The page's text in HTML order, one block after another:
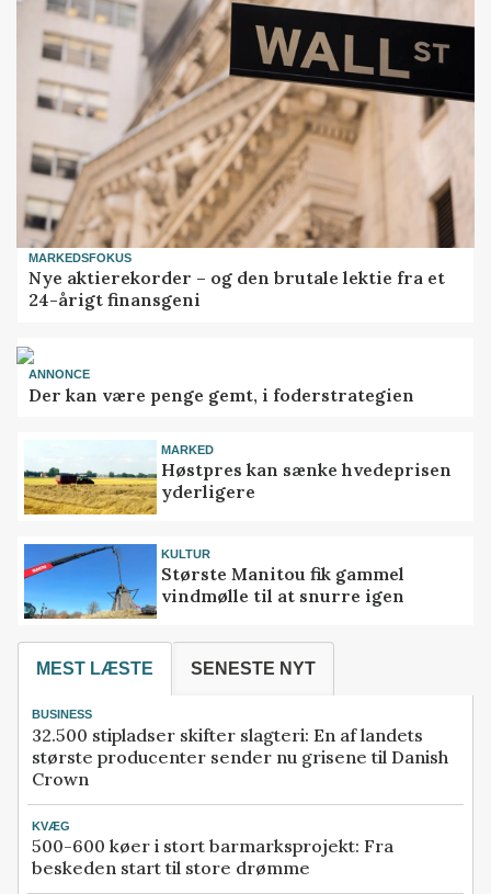
MARKEDSFOKUS
Nye aktierekorder – og den brutale lektie fra et
24-årigt finansgeni
ANNONCE
Der kan være penge gemt, i foderstrategien
MARKED
Høstpres kan sænke hvedeprisen
yderligere
KULTUR
Største Manitou fik gammel
vindmølle til at snurre igen
MEST LÆSTE SENESTE NYT
BUSINESS
32.500 stipladser skifter slagteri: En af landets
største producenter sender nu grisene til Danish
Crown
KVÆG
500-600 køer i stort barmarksprojekt: Fra
beskeden start til store drømme